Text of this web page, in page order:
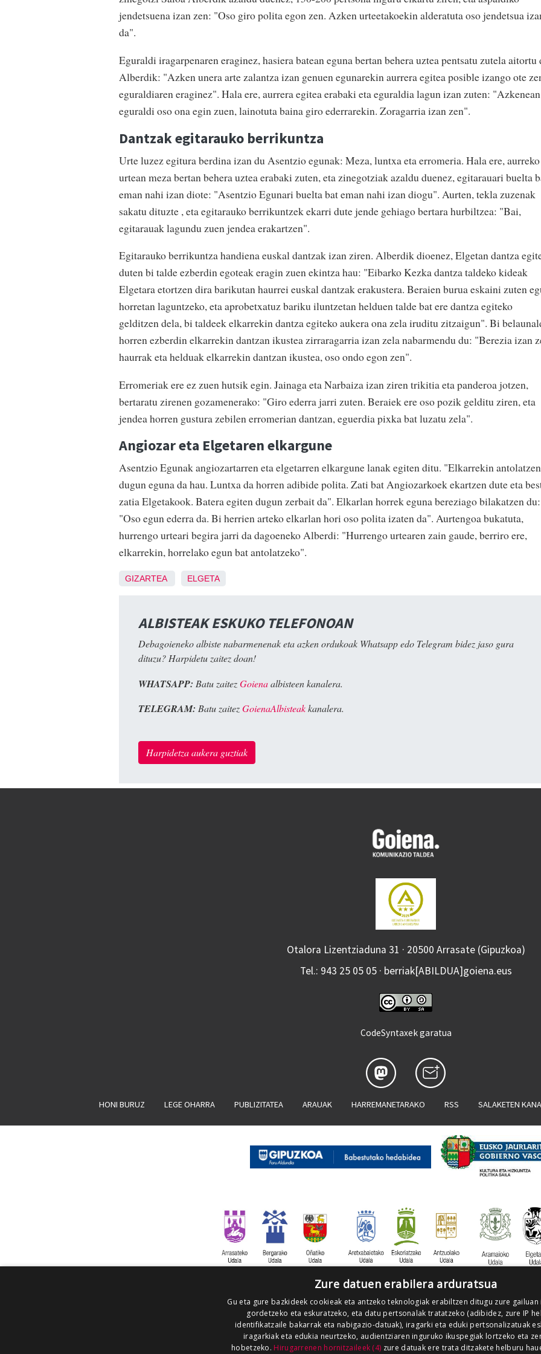
jendetsuena izan zen: "Oso giro polita egon zen. Azken urteetakoekin alderatuta oso jendetsua
da".
Eguraldi iragarpenaren eraginez, hasiera batean eguna bertan behera uztea pentsatu zutela aitortu
Alberdik: "Azken unera arte zalantza izan genuen egunarekin aurrera egitea posible izango ote
eguraldiaren eraginez". Hala ere, aurrera egitea erabaki eta eguraldia lagun izan zuten: "Azkenean
eguraldi oso ona egin zuen, lainotuta baina giro ederrarekin. Zoragarria izan zen".
Dantzak egitarauko berrikuntza
Urte luzez egitura berdina izan du Asentzio egunak: Meza, luntxa eta erromeria. Hala ere, aurreko
urtean meza bertan behera uztea erabaki zuten, eta zinegotziak azaldu duenez, egitarauari buelta
eman nahi izan diote: "Asentzio Egunari buelta bat eman nahi izan diogu". Aurten, tekla zuzenak
sakatu dituzte , eta egitarauko berrikuntzek ekarri dute jende gehiago bertara hurbiltzea: "Bai,
egitarauak lagundu zuen jendea erakartzen".
Egitarauko berrikuntza handiena euskal dantzak izan ziren. Alberdik dioenez, Elgetan dantza
duten bi talde ezberdin egoteak eragin zuen ekintza hau: "Eibarko Kezka dantza taldeko kideak
Elgetara etortzen dira barikutan haurrei euskal dantzak erakustera. Beraien burua eskaini zuten
horretan laguntzeko, eta aprobetxatuz bariku iluntzetan helduen talde bat ere dantza egiteko
gelditzen dela, bi taldeek elkarrekin dantza egiteko aukera ona zela iruditu zitzaigun". Bi
horren ezberdin elkarrekin dantzan ikustea zirraragarria izan zela nabarmendu du: "Berezia izan
haurrak eta helduak elkarrekin dantzan ikustea, oso ondo egon zen".
Erromeriak ere ez zuen hutsik egin. Jainaga eta Narbaiza izan ziren trikitia eta panderoa jotzen,
bertaratu zirenen gozamenerako: "Giro ederra jarri zuten. Beraiek ere oso pozik gelditu ziren, eta
jendea horren gustura zebilen erromerian dantzan, eguerdia pixka bat luzatu zela".
Angiozar eta Elgetaren elkargune
Asentzio Egunak angiozartarren eta elgetarren elkargune lanak egiten ditu. "Elkarrekin antolatzen
dugun eguna da hau. Luntxa da horren adibide polita. Zati bat Angiozarkoek ekartzen dute eta
zatia Elgetakook. Batera egiten dugun zerbait da". Elkarlan horrek eguna bereziago bilakatzen du:
"Oso egun ederra da. Bi herrien arteko elkarlan hori oso polita izaten da". Aurtengoa bukatuta,
hurrengo urteari begira jarri da dagoeneko Alberdi: "Hurrengo urtearen zain gaude, berriro ere,
elkarrekin, horrelako egun bat antolatzeko".
GIZARTEA ELGETA
ALBISTEAK ESKUKO TELEFONOAN
Debagoieneko albiste nabarmenenak eta azken ordukoak Whatsapp edo Telegram bidez jaso gura
dituzu? Harpidetu zaitez doan!
WHATSAPP: Batu zaitezGoienaalbisteen kanalera.
TELEGRAM: Batu zaitezGoienaAlbisteakkanalera.
Harpidetza aukera guztiak
Otalora Lizentziaduna 31 · 20500 Arrasate (Gipuzkoa)
Tel.: 943 25 05 05 · berriak[ABILDUA]goiena.eus
CodeSyntaxek garatua
HONI BURUZ LEGE OHARRA PUBLIZITATEA ARAUAK HARREMANETARAKO RSS SALAKETEN
Zure datuen erabilera arduratsua
Gu eta gure bazkideek cookieak eta antzeko teknologiak erabiltzen ditugu zure
gordetzeko eta eskuratzeko, eta datu pertsonalak tratatzeko (adibidez, zure IP
identifikatzaile bakarrak eta nabigazio-datuak), iragarki eta eduki pertsonalizatuak
iragarkiak eta edukia neurtzeko, audientziaren inguruko ikuspegiak lortzeko eta
hobetzeko. Hirugarrenen hornitzaileek (4) zure datuak ere trata ditzakete helburu